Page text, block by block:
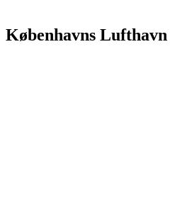
Københavns Lufthavn